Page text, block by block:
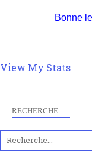
RECHERCHE
Bonne
View My Stats